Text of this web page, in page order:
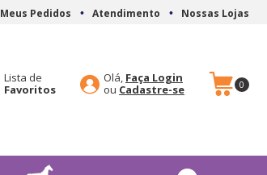
Meus Pedidos Atendimento Nossas Lojas
0
Olá, Faça Login
Cadastre-se
Lista de
Favoritos